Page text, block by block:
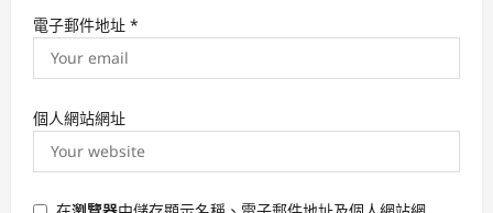
電子郵件地址 *
個人網站網址